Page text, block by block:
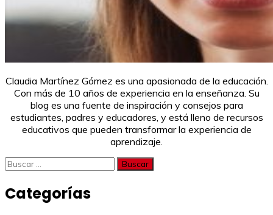
Claudia Martínez Gómez es una apasionada de la educación.
Con más de 10 años de experiencia en la enseñanza. Su
blog es una fuente de inspiración y consejos para
estudiantes, padres y educadores, y está lleno de recursos
educativos que pueden transformar la experiencia de
aprendizaje.
Buscar:
Categorías